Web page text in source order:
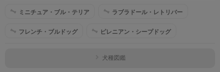
ミニチュア・ブル・テリア ラブラドール・レトリバー
フレンチ・ブルドッグ ピレニアン・シープドッグ
犬種図鑑